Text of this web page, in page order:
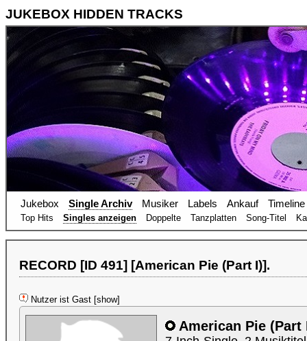
JUKEBOX HIDDEN TRACKS
Jukebox Single Archiv Musiker Labels Ankauf Timeline
Top Hits Singles anzeigen Doppelte Tanzplatten Song-Titel
RECORD [ID 491] [American Pie (Part I)].
Nutzer ist Gast [show]
American Pie (Part